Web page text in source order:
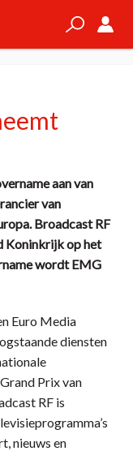
aan van
van
Broadcast RF
Koninkrijk op het
wordt EMG
Euro Media
diensten
Prix van
RF is
nieuws en